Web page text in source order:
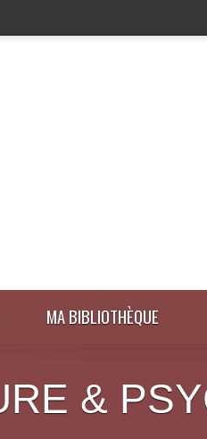
MA BIBLIOTHÈQUE
&